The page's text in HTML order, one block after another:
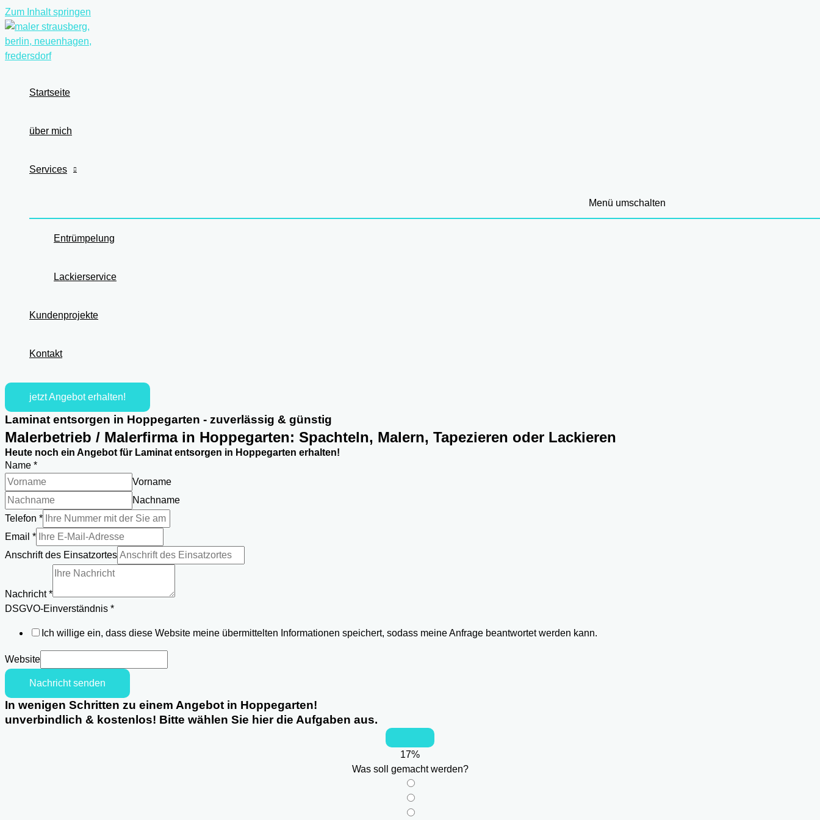
Zum Inhalt springen
Startseite
über mich
Services
Menü umschalten
Entrümpelung
Lackierservice
Kundenprojekte
Kontakt
jetzt Angebot erhalten!
Laminat entsorgen in Hoppegarten - zuverlässig & günstig
Malerbetrieb / Malerfirma in Hoppegarten: Spachteln, Malern, Tapezieren oder Lackieren
Heute noch ein Angebot für Laminat entsorgen in Hoppegarten erhalten!
Name *
Vorname
Nachname
Telefon *
Email
Nachricht
Einsatzortes
Email *
Anschrift des Einsatzortes
Nachricht*
DSGVO-Einverständnis *
Ich willige ein, dass diese Website meine übermittelten Informationen speichert, sodass meine Anfrage beantwortet werden kann.
Website
Nachricht senden
In wenigen Schritten zu einem Angebot in Hoppegarten!
unverbindlich & kostenlos! Bitte wählen Sie hier die Aufgaben aus.
17%
Was soll gemacht werden?